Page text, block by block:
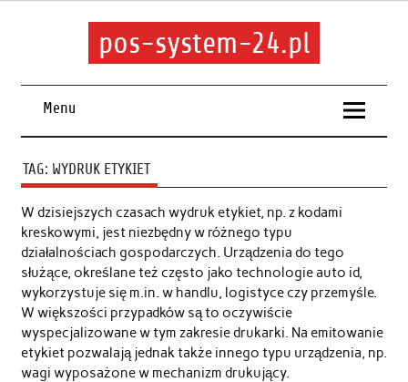
pos-system-24.pl
Menu
TAG: WYDRUK ETYKIET
W dzisiejszych czasach wydruk etykiet, np. z kodami
kreskowymi, jest niezbędny w różnego typu
działalnościach gospodarczych. Urządzenia do tego
służące, określane też często jako technologie auto id,
wykorzystuje się m.in. w handlu, logistyce czy przemyśle.
W większości przypadków są to oczywiście
wyspecjalizowane w tym zakresie drukarki. Na emitowanie
etykiet pozwalają jednak także innego typu urządzenia, np.
wagi wyposażone w mechanizm drukujący.